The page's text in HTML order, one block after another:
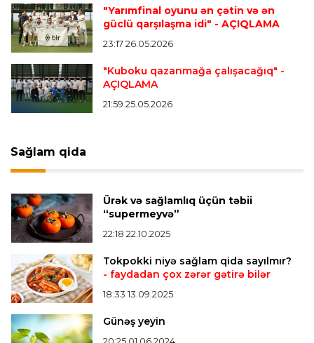
Offside 20:51 08.08.2026
Kamandan oxatma üzrə ölkə çempionatında
finalçılar bəlli oldu
Offside 20:27 08.08.2026
Mingəçevirdə “Kürü keçək?! 5” yarışı keçirildi
Verstappen öz komandasının "Formula 1"də
iştirak etməyəcəyini açıqladı
Bütün xəbərlər >>>
"Yarımfinal oyunu ən çətin və ən
güclü qarşılaşma idi" - AÇIQLAMA
23:17 26.05.2026
"Kuboku qazanmağa çalışacağıq" -
AÇIQLAMA
21:59 25.05.2026
Sağlam qida
Ürək və sağlamlıq üçün təbii
“supermeyvə”
22:18 22.10.2025
Tokpokki niyə sağlam qida sayılmır?
- faydadan çox zərər gətirə bilər
18:33 13.09.2025
Günəş yeyin